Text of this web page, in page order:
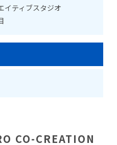
イティブスタジオ
CO-CREATION